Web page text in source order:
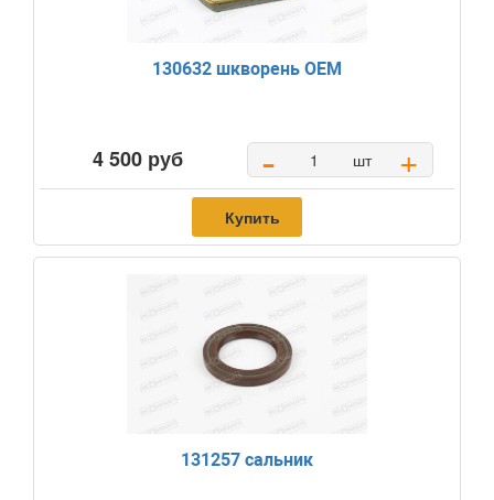
130632 шкворень OEM
4 500 руб - шт +
Купить
131257 сальник